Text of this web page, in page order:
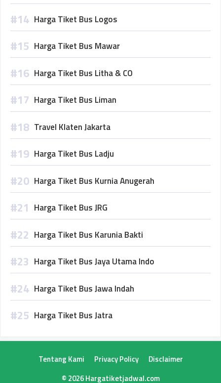
Harga Tiket Bus Logos
Harga Tiket Bus Mawar
Harga Tiket Bus Litha & CO
Harga Tiket Bus Liman
Travel Klaten Jakarta
Harga Tiket Bus Ladju
Harga Tiket Bus Kurnia Anugerah
Harga Tiket Bus JRG
Harga Tiket Bus Karunia Bakti
Harga Tiket Bus Jaya Utama Indo
Harga Tiket Bus Jawa Indah
Harga Tiket Bus Jatra
Tentang Kami Privacy Policy
Disclaimer
© 2026 Hargatiketjadwal.com